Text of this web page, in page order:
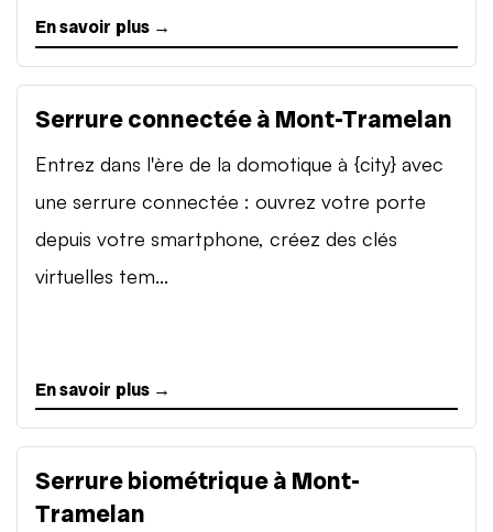
En savoir plus →
Serrure connectée à Mont-Tramelan
Entrez dans l'ère de la domotique à {city} avec
une serrure connectée : ouvrez votre porte
depuis votre smartphone, créez des clés
virtuelles tem...
En savoir plus →
Serrure biométrique à Mont-
Tramelan